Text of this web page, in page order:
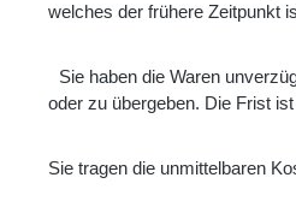
welches der frühere Zeitpunkt
Sie haben die Waren
oder zu übergeben. Die Frist
Sie tragen die unmittelbaren